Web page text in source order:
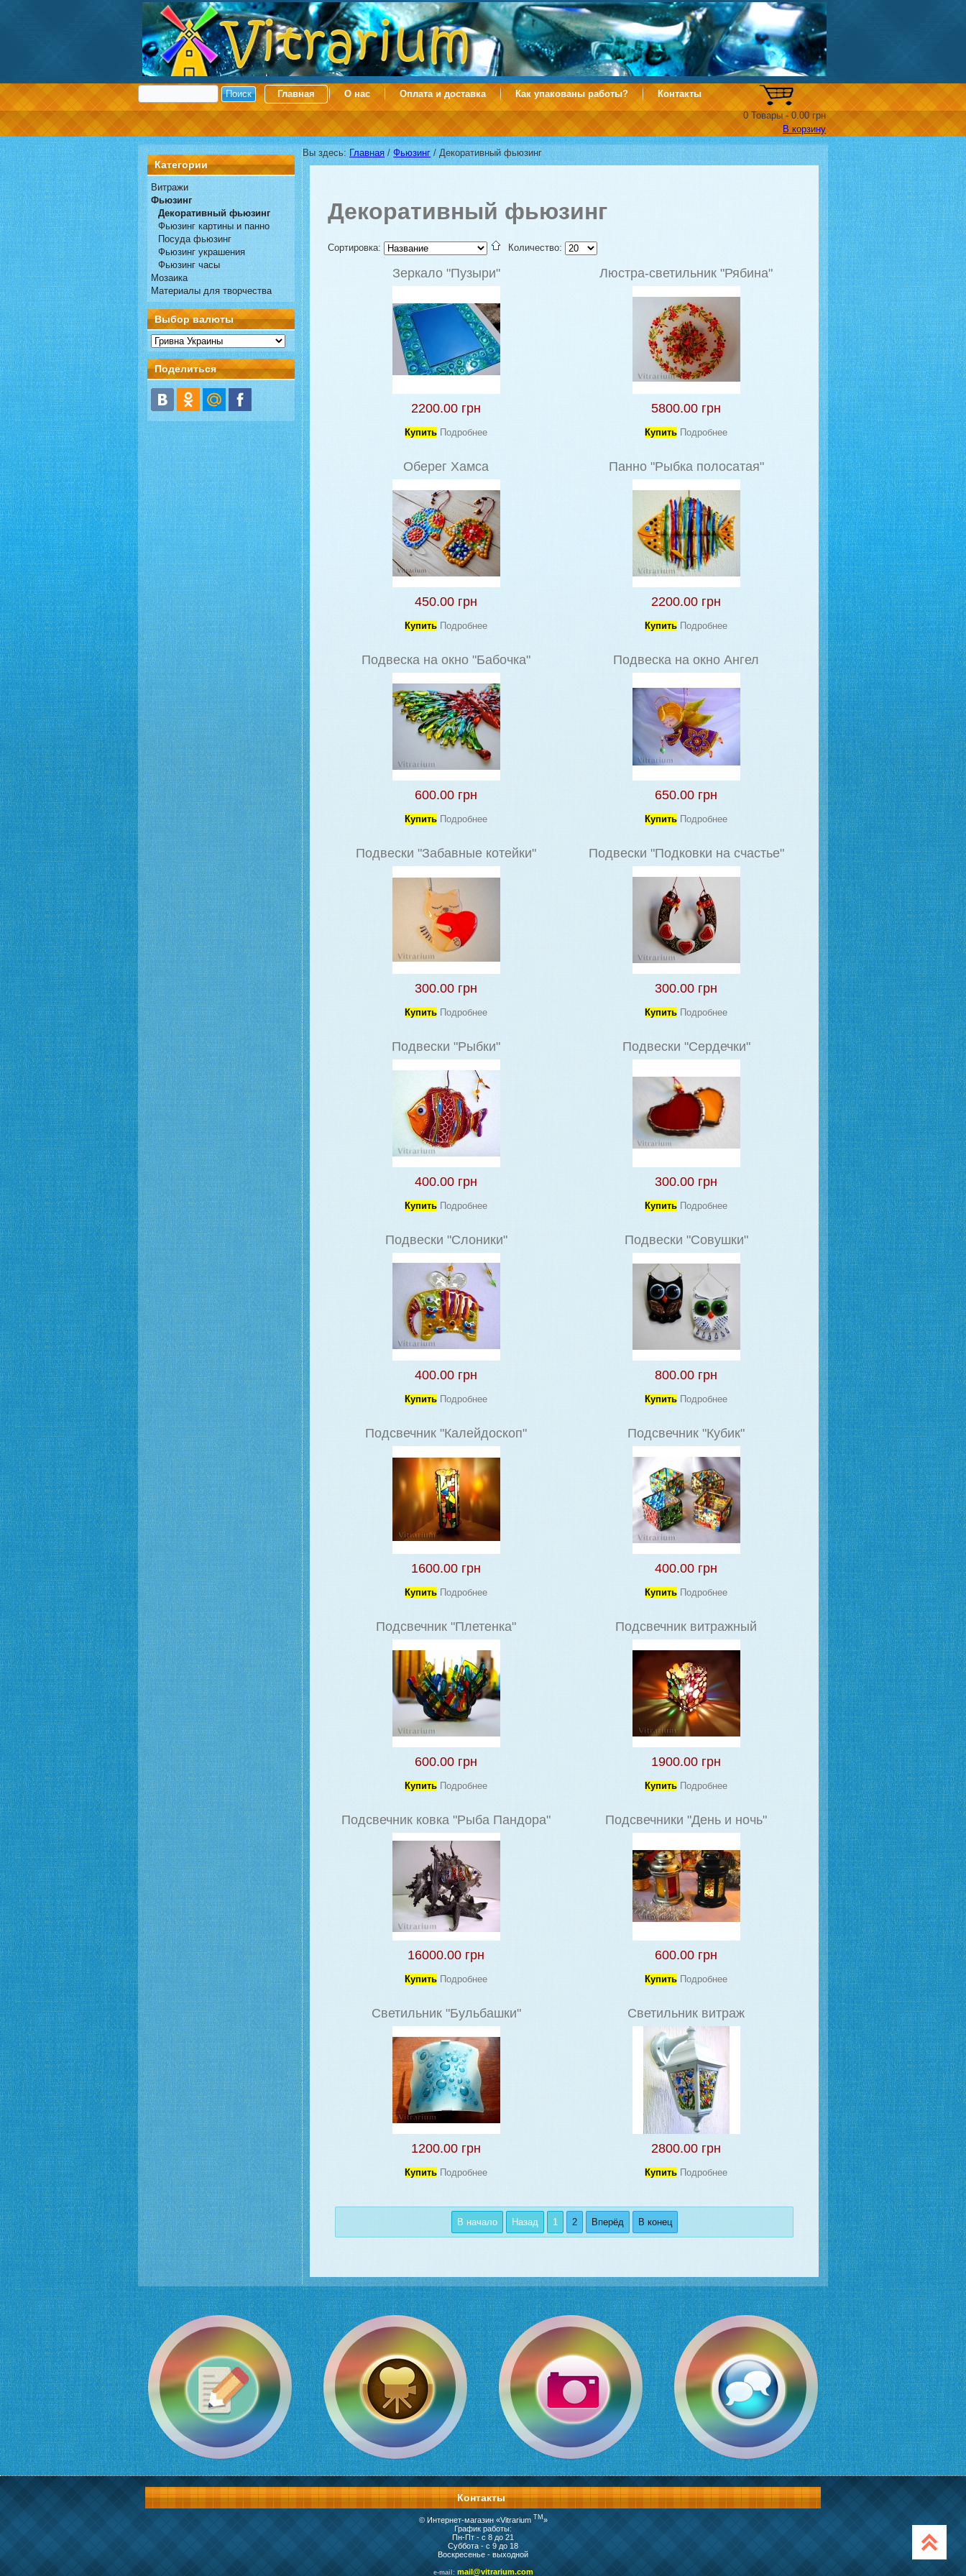
0 Товары - 0.00 грн
В корзину
Главная О нас Оплата и доставка Как упакованы работы? Контакты
Категории
Витражи
Фьюзинг
Декоративный фьюзинг
Фьюзинг картины и панно
Посуда фьюзинг
Фьюзинг украшения
Фьюзинг часы
Мозаика
Материалы для творчества
Выбор валюты
Поделиться
Вы здесь: Главная/ Фьюзинг/ Декоративный фьюзинг
Декоративный фьюзинг
Сортировка: Количество:
Зеркало "Пузыри"
2200.00 грн
Купить Подробнее
Люстра-светильник "Рябина"
5800.00 грн
Купить Подробнее
Оберег Хамса
450.00 грн
Купить Подробнее
Панно "Рыбка полосатая"
2200.00 грн
Купить Подробнее
Подвеска на окно "Бабочка"
600.00 грн
Купить Подробнее
Подвеска на окно Ангел
650.00 грн
Купить Подробнее
Подвески "Забавные котейки"
300.00 грн
Купить Подробнее
Подвески "Подковки на счастье"
300.00 грн
Купить Подробнее
Подвески "Рыбки"
400.00 грн
Купить Подробнее
Подвески "Сердечки"
300.00 грн
Купить Подробнее
Подвески "Слоники"
400.00 грн
Купить Подробнее
Подвески "Совушки"
800.00 грн
Купить Подробнее
Подсвечник "Калейдоскоп"
1600.00 грн
Купить Подробнее
Подсвечник "Кубик"
400.00 грн
Купить Подробнее
Подсвечник "Плетенка"
600.00 грн
Купить Подробнее
Подсвечник витражный
1900.00 грн
Купить Подробнее
Подсвечник ковка "Рыба Пандора"
16000.00 грн
Купить Подробнее
Подсвечники "День и ночь"
600.00 грн
Купить Подробнее
Светильник "Бульбашки"
1200.00 грн
Купить Подробнее
Светильник витраж
2800.00 грн
Купить Подробнее
В начало Назад 1 2 Вперёд В конец
Контакты
© Интернет-магазин «Vitrarium TM »
График работы:
Пн-Пт - с 8 до 21
Суббота - с 9 до 18
Воскресенье - выходной
e-mail: mail@vitrarium.com